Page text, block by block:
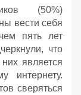
(50%)
вести себя
пять лет
что
является
интернету.
сверяться